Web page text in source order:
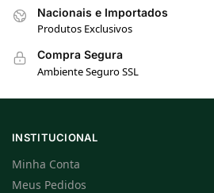
Nacionais e Importados
Produtos Exclusivos
Compra Segura
Ambiente Seguro SSL
INSTITUCIONAL
Minha Conta
Meus Pedidos